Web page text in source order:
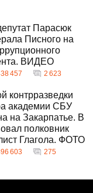
Парасюк
Писного на
ВИДЕО
457 2 623
контрразведки
академии СБУ
на Закарпатье. В
полковник
Глагола. ФОТО
603 275